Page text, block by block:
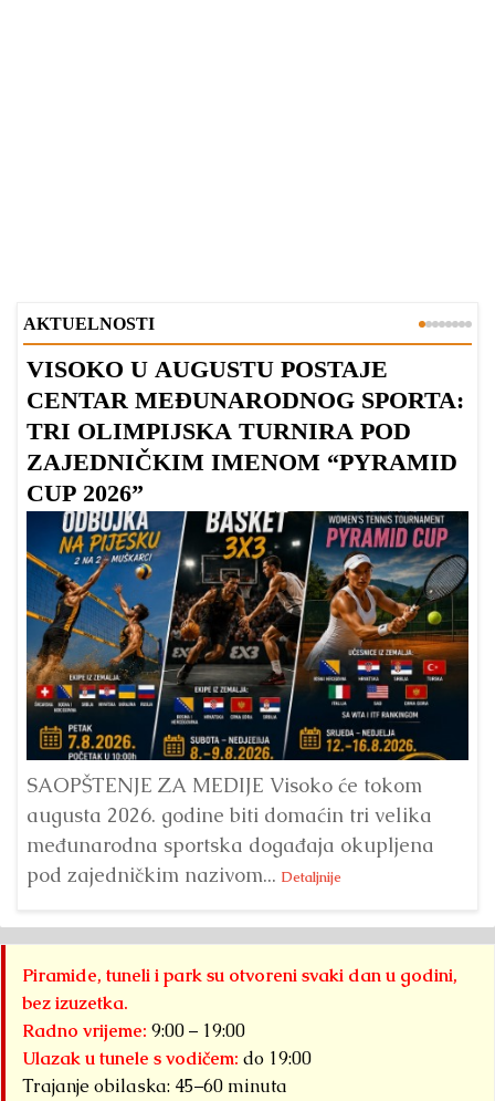
AKTUELNOSTI
VISOKO U AUGUSTU POSTAJE
CENTAR MEĐUNARODNOG SPORTA:
TRI OLIMPIJSKA TURNIRA POD
ZAJEDNIČKIM IMENOM “PYRAMID
CUP 2026”
SAOPŠTENJE ZA MEDIJE Visoko će tokom
augusta 2026. godine biti domaćin tri velika
međunarodna sportska događaja okupljena
pod zajedničkim nazivom... Detaljnije
Piramide, tuneli i park su otvoreni svaki dan u godini,
bez izuzetka.
Radno vrijeme: 9:00 – 19:00
Ulazak u tunele s vodičem: do 19:00
Trajanje obilaska: 45–60 minuta